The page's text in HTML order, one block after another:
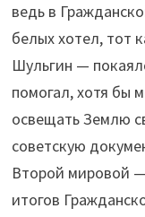
ведь в
белых хотел, тот
Шульгин —
помогал, хотя бы
освещать Землю
советскую
Второй мировой
итогов